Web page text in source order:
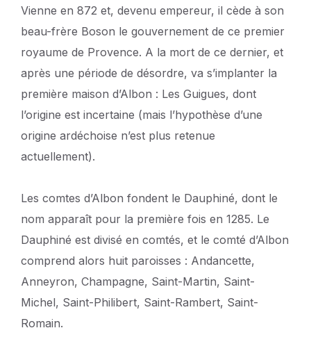
Vienne en 872 et, devenu empereur, il cède à son
beau-frère Boson le gouvernement de ce premier
royaume de Provence. A la mort de ce dernier, et
après une période de désordre, va s’implanter la
première maison d’Albon : Les Guigues, dont
l’origine est incertaine (mais l’hypothèse d’une
origine ardéchoise n’est plus retenue
actuellement).
Les comtes d’Albon fondent le Dauphiné, dont le
nom apparaît pour la première fois en 1285. Le
Dauphiné est divisé en comtés, et le comté d’Albon
comprend alors huit paroisses : Andancette,
Anneyron, Champagne, Saint-Martin, Saint-
Michel, Saint-Philibert, Saint-Rambert, Saint-
Romain.